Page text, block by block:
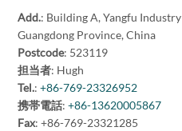
Add.: Building A, Yangfu
Guangdong Province, China
Postcode: 523119
担当者: Hugh
Tel.:+86-769-23326952
携帯電話:+86-13620005867
Fax: +86-769-23321285